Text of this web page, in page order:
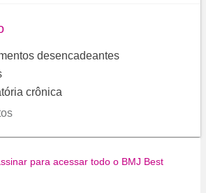
desencadeantes
crônica
para acessar todo o BMJ Best